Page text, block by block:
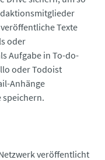
Texte
oder
Aufgabe in To-do-
oder Todoist
Anhänge
speichern.
veröffentlicht